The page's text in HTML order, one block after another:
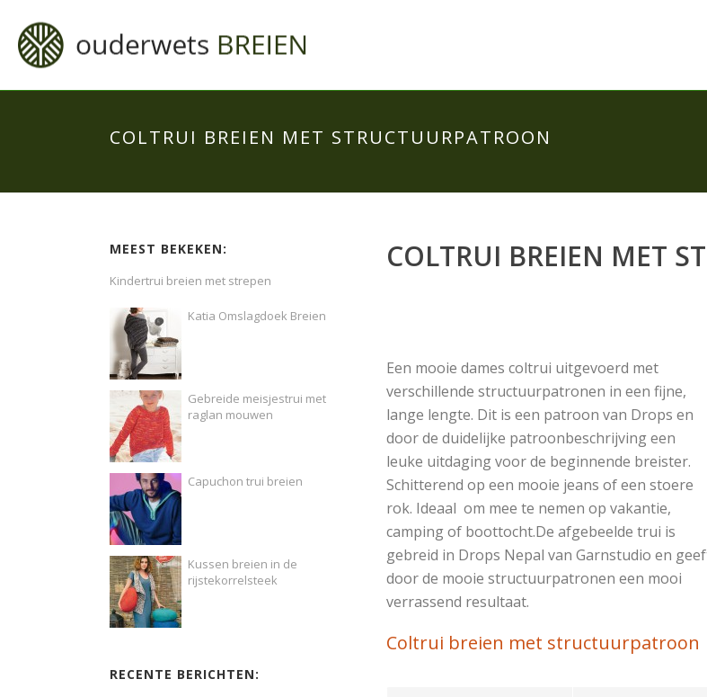
COLTRUI BREIEN MET STRUCTUURPATROON
COLTRUI BREIEN MET
Een mooie dames coltrui uitgevoerd met
verschillende structuurpatronen in een fijne,
lange lengte. Dit is een patroon van Drops en
door de duidelijke patroonbeschrijving een
leuke uitdaging voor de beginnende breister.
Schitterend op een mooie jeans of een stoere
rok. Ideaal om mee te nemen op vakantie,
camping of boottocht.De afgebeelde trui is
gebreid in Drops Nepal van Garnstudio en
door de mooie structuurpatronen een mooi
verrassend resultaat.
Coltrui breien met structuurpatroon
MEEST BEKEKEN:
Kindertrui breien met strepen
Katia Omslagdoek Breien
Gebreide meisjestrui met
raglan mouwen
Capuchon trui breien
Kussen breien in de
rijstekorrelsteek
RECENTE BERICHTEN: